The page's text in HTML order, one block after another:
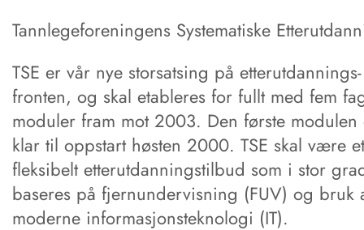
Tannlegeforeningens Systematiske
TSE er vår nye storsatsing på etterutdannings-
fronten, og skal etableres for fullt med fem
moduler fram mot 2003. Den første modulen
klar til oppstart høsten 2000. TSE skal være et
fleksibelt etterutdanningstilbud som i stor
baseres på fjernundervisning (FUV) og bruk
moderne informasjonsteknologi (IT).